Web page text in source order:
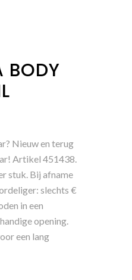
BODY
Nieuw en terug
Artikel 451438.
stuk. Bij afname
slechts €
in een
opening.
een lang